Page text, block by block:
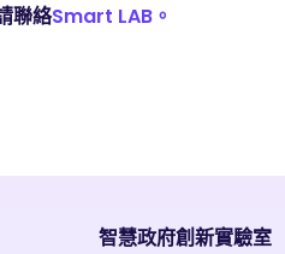
聯絡Smart LAB。
智慧政府創新實驗室